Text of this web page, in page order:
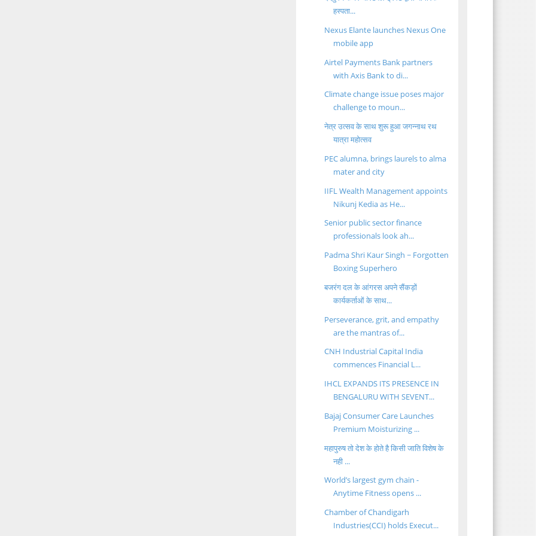
हस्पता...
Nexus Elante launches Nexus One
mobile app
Airtel Payments Bank partners
with Axis Bank to di...
Climate change issue poses major
challenge to moun...
नेत्र उत्सव के साथ शुरू हुआ जगन्नाथ रथ
यात्रा महोत्सव
PEC alumna, brings laurels to alma
mater and city
IIFL Wealth Management appoints
Nikunj Kedia as He...
Senior public sector finance
professionals look ah...
Padma Shri Kaur Singh ~ Forgotten
Boxing Superhero
बजरंग दल के आंगरस अपने सैंकड़ों
कार्यकर्ताओं के साथ...
Perseverance, grit, and empathy
are the mantras of...
CNH Industrial Capital India
commences Financial L...
IHCL EXPANDS ITS PRESENCE IN
BENGALURU WITH SEVENT...
Bajaj Consumer Care Launches
Premium Moisturizing ...
महापुरुष तो देश के होते है किसी जाति विशेष के
नही ...
World’s largest gym chain -
Anytime Fitness opens ...
Chamber of Chandigarh
Industries(CCI) holds Execut...